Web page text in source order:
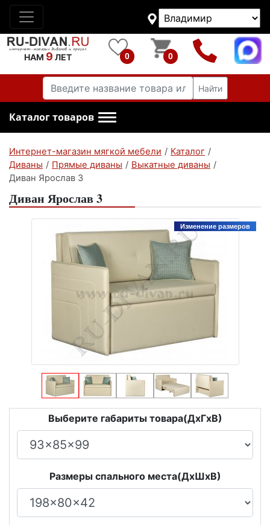
НАМ 9 ЛЕТ 0 0
Найти
Каталог товаров
Интернет-магазин мягкой мебели / Каталог /
Диваны / Прямые диваны / Выкатные диваны /
Диван Ярослав 3
Диван Ярослав 3
Изменение размеров
Выберите габариты товара(ДxГxВ)
Размеры спального места(ДxШxВ)